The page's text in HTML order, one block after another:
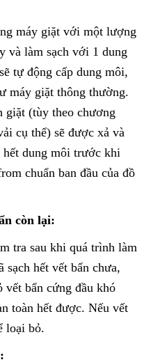
máy giặt với một lượng
và làm sạch với 1 dung
tự động cấp dung môi,
máy giặt thông thường.
giặt (tùy theo chương
cụ thể) sẽ được xả và
hết dung môi trước khi
chuẩn ban đầu của đồ
còn lại:
tra sau khi quá trình làm
sạch hết vết bẩn chưa,
vết bẩn cứng đầu khó
toàn hết được. Nếu vết
loại bỏ.